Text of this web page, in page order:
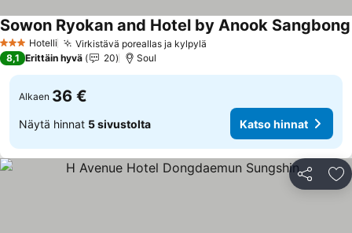
3 Tähtiluokitus
Hotelli Virkistävä poreallas ja kylpylä
Sowon Ryokan and Hotel by Anook Sangbong
8,1 Erittäin hyvä 20 Soul
Alkaen 36 €
Näytä hinnat 5 sivustolta Katso hinnat
Jaa